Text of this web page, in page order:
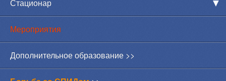
Стационар
Мероприятия
Дополнительное образование >>